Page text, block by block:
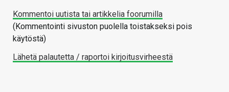
Kommentoi uutista tai artikkelia foorumilla
(Kommentointi sivuston puolella toistakseksi pois
käytöstä)
Lähetä palautetta / raportoi kirjoitusvirheestä